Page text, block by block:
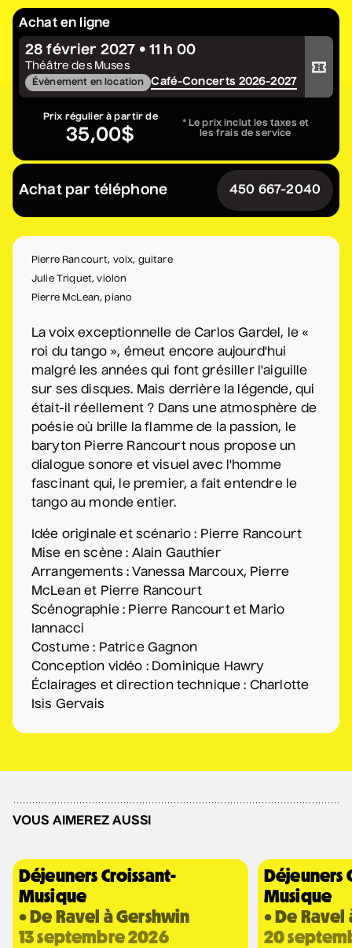
• Zones musicales
20 août 2026
Cour intérieure de la Maison des Arts
Complet
Marie Céleste
• Tout ce qui brille
27 août 2026
Station culturelle Momo
David Corriveau
• 100 contrefaçons
Sam Breton
• Ga-lé aller
2 septembre 2026• 19 h 30
Salle André-Mathieu
Supplémentaire
Korine Côté, Gabrielle
Caron, Rolly Assal
• Korine Côté et invités
3 septembre 2026• 19 h 30
Station culturelle Momo
Gratuit
Maude Landry
• Trop cool
3 septembre 2026• 19 h 30
5 septembre 2026 • 20 h 00
Salle André-Mathieu
Véronic DiCaire
• Nouveau spectacle
6 septembre 2026
Salle André-Mathieu
Achat en ligne
Acheter votre billet
28 février 2027 • 11 h 00
Théâtre des Muses
Évènement en location Café-Concerts 2026-2027
Prix régulier à partir de
35,00$
* Le prix inclut les taxes et
les frais de service
Achat par téléphone 450 667-2040
Pierre Rancourt, voix, guitare
Julie Triquet, violon
Pierre McLean, piano
La voix exceptionnelle de Carlos Gardel, le «
roi du tango », émeut encore aujourd'hui
malgré les années qui font grésiller l'aiguille
sur ses disques. Mais derrière la légende, qui
était-il réellement ? Dans une atmosphère de
poésie où brille la flamme de la passion, le
baryton Pierre Rancourt nous propose un
dialogue sonore et visuel avec l'homme
fascinant qui, le premier, a fait entendre le
tango au monde entier.
Idée originale et scénario : Pierre Rancourt
Mise en scène : Alain Gauthier
Arrangements : Vanessa Marcoux, Pierre
McLean et Pierre Rancourt
Scénographie : Pierre Rancourt et Mario
Iannacci
Costume : Patrice Gagnon
Conception vidéo : Dominique Hawry
Éclairages et direction technique : Charlotte
Isis Gervais
VOUS AIMEREZ AUSSI
Déjeuners Croissant-
Musique
• De Ravel à Gershwin
13 septembre 2026
Déjeuners
Musique
• De Ravel
20